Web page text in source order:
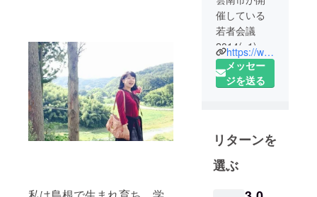
催している
若者会議
2014(※1)で
結成された
がん検診啓
になる…！
～ヘルスケ
ア部～」で
https://www.youtube.com/watch?v=iyDE3bxk3Us
メッセー
ジを送る
リターンを
選ぶ